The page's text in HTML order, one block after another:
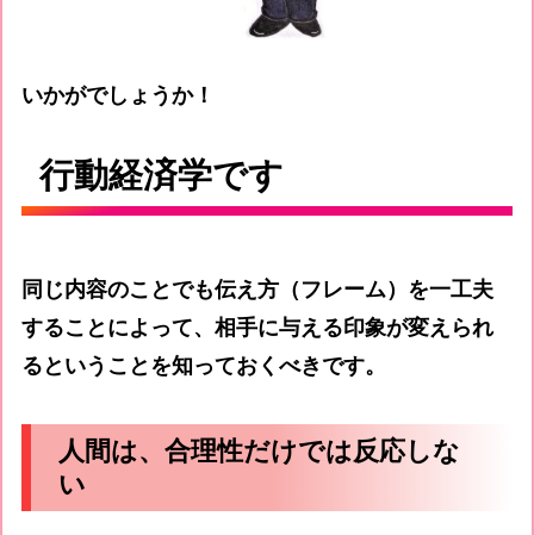
いかがでしょうか！
行動経済学です
同じ内容のことでも伝え方（フレーム）を一工夫
することによって、相手に与える印象が変えられ
るということを知っておくべきです。
人間は、合理性だけでは反応しな
い